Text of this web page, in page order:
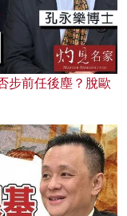
步前任後塵？脫歐